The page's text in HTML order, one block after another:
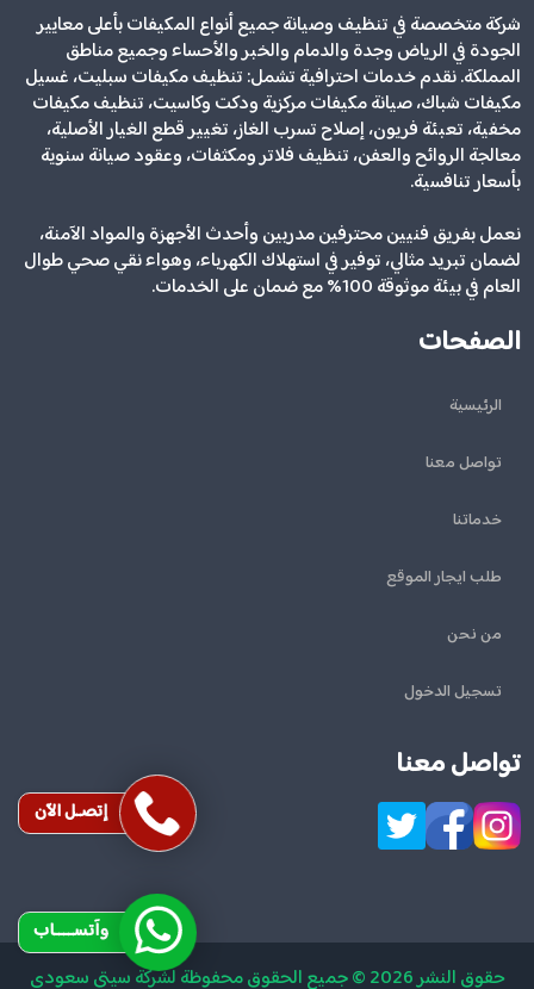
إتصـل الآن
وآتســــاب
شركة متخصصة في تنظيف وصيانة جميع أنواع المكيفات بأعلى معايير
الجودة في الرياض وجدة والدمام والخبر والأحساء وجميع مناطق
المملكة. نقدم خدمات احترافية تشمل: تنظيف مكيفات سبليت، غسيل
مكيفات شباك، صيانة مكيفات مركزية ودكت وكاسيت، تنظيف مكيفات
مخفية، تعبئة فريون، إصلاح تسرب الغاز، تغيير قطع الغيار الأصلية،
معالجة الروائح والعفن، تنظيف فلاتر ومكثفات، وعقود صيانة سنوية
بأسعار تنافسية.
نعمل بفريق فنيين محترفين مدربين وأحدث الأجهزة والمواد الآمنة،
لضمان تبريد مثالي، توفير في استهلاك الكهرباء، وهواء نقي صحي طوال
العام في بيئة موثوقة 100% مع ضمان على الخدمات.
الصفحات
الرئيسية
تواصل معنا
خدماتنا
طلب ايجار الموقع
من نحن
تسجيل الدخول
تواصل معنا
حقوق النشر 2026 © جميع الحقوق محفوظة لشركة سيتي سعودي